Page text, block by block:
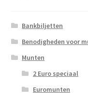
Bankbiljetten
Benodigheden voor
Munten
2 Euro speciaal
Euromunten